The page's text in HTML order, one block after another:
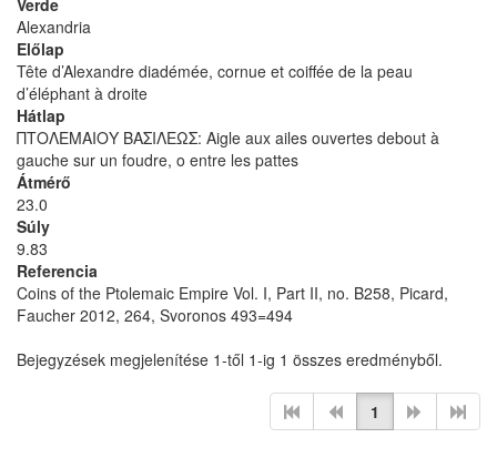
Verde
Alexandria
Előlap
Tête d’Alexandre diadémée, cornue et coiffée de la peau
d’éléphant à droite
Hátlap
ΠΤΟΛΕΜΑΙΟΥ ΒΑΣΙΛΕΩΣ: Aigle aux ailes ouvertes debout à
gauche sur un foudre, o entre les pattes
Átmérő
23.0
Súly
9.83
Referencia
Coins of the Ptolemaic Empire Vol. I, Part II, no. B258, Picard,
Faucher 2012, 264, Svoronos 493=494
Bejegyzések megjelenítése 1-től 1-ig 1 összes eredményből.
1